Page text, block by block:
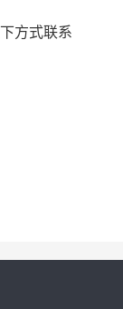
方式联系